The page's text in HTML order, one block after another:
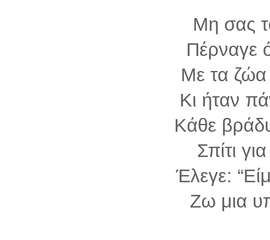
Μη σας
Πέρναγε
Με τα ζώα
Κι ήταν
Κάθε
Σπίτι
Έλεγε:
Ζω μια